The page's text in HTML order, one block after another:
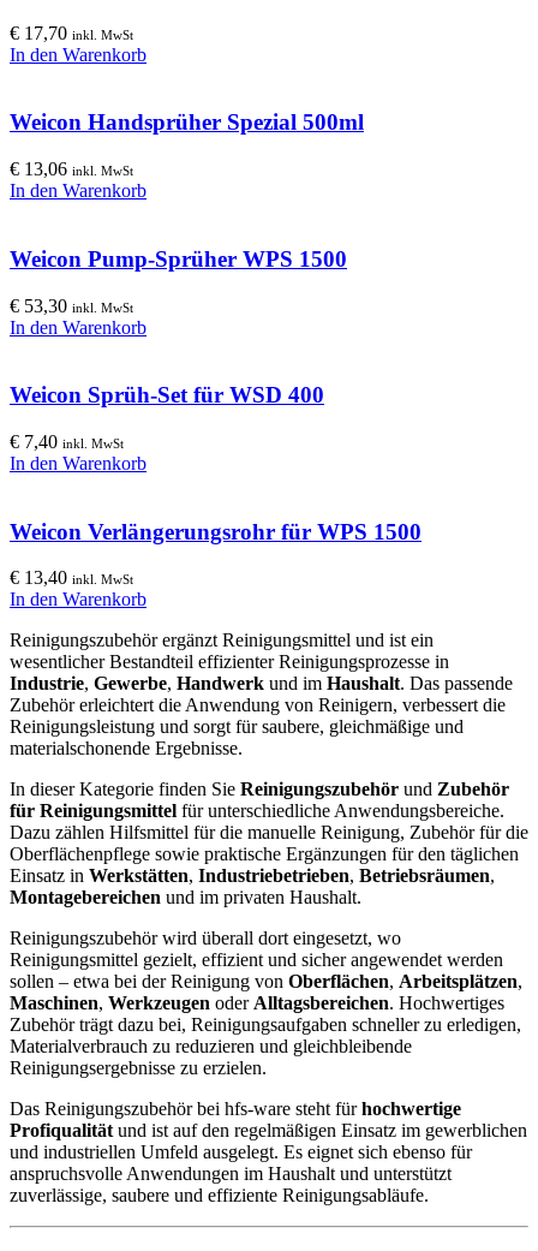
€ 17,70 inkl. MwSt
In den Warenkorb
Weicon Handsprüher Spezial 500ml
€ 13,06 inkl. MwSt
In den Warenkorb
Weicon Pump-Sprüher WPS 1500
€ 53,30 inkl. MwSt
In den Warenkorb
Weicon Sprüh-Set für WSD 400
€ 7,40 inkl. MwSt
In den Warenkorb
Weicon Verlängerungsrohr für WPS 1500
€ 13,40 inkl. MwSt
In den Warenkorb
Reinigungszubehör ergänzt Reinigungsmittel und ist ein
wesentlicher Bestandteil effizienter Reinigungsprozesse in
Industrie, Gewerbe, Handwerk und im Haushalt. Das passende
Zubehör erleichtert die Anwendung von Reinigern, verbessert die
Reinigungsleistung und sorgt für saubere, gleichmäßige und
materialschonende Ergebnisse.
In dieser Kategorie finden Sie Reinigungszubehör und Zubehör
für Reinigungsmittel für unterschiedliche Anwendungsbereiche.
Dazu zählen Hilfsmittel für die manuelle Reinigung, Zubehör für die
Oberflächenpflege sowie praktische Ergänzungen für den täglichen
Einsatz in Werkstätten, Industriebetrieben, Betriebsräumen,
Montagebereichen und im privaten Haushalt.
Reinigungszubehör wird überall dort eingesetzt, wo
Reinigungsmittel gezielt, effizient und sicher angewendet werden
sollen – etwa bei der Reinigung von Oberflächen, Arbeitsplätzen,
Maschinen, Werkzeugen oderAlltagsbereichen. Hochwertiges
Zubehör trägt dazu bei, Reinigungsaufgaben schneller zu erledigen,
Materialverbrauch zu reduzieren und gleichbleibende
Reinigungsergebnisse zu erzielen.
Das Reinigungszubehör bei hfs-ware steht fürhochwertige
Profiqualitätund ist auf den regelmäßigen Einsatz im gewerblichen
und industriellen Umfeld ausgelegt. Es eignet sich ebenso für
anspruchsvolle Anwendungen im Haushalt und unterstützt
zuverlässige, saubere und effiziente Reinigungsabläufe.